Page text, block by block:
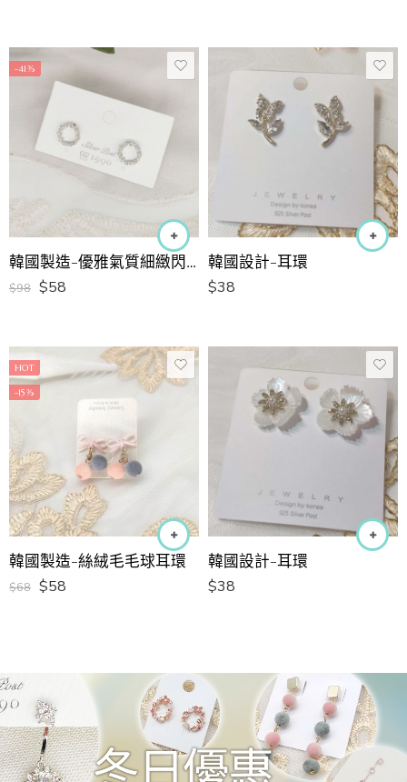
-41%
韓國製造-優雅氣質細緻閃圈圈耳環
$98 $58
韓國設計-耳環
$38
HOT
-15%
韓國製造-絲絨毛毛球耳環
$68 $58
韓國設計-耳環
$38